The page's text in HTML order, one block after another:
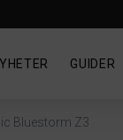
GUIDER
Bluestorm Z3